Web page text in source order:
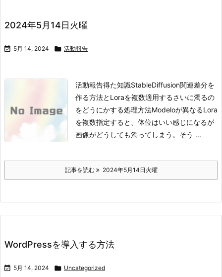
2024年5月14日火曜
 5月 14, 2024  活動報告
活動報告得た知識StableDiffusion関連差分を
作る方法とLoraを複数適用するさいに濁るの
をどうにかする処理方法Modeloが異なるLora
を複数指定すると、体位はいい感じになるが
画像がどうしても濁ってしまう。 そう ...
記事を読む 2024年5月14日火曜
WordPressを導入する方法
 5月 14, 2024  Uncategorized